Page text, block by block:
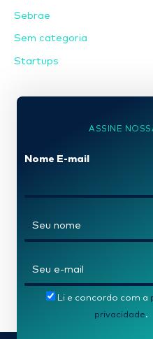
Sebrae
Sem categoria
Startups
ASSINE
Nome E-mail
o
-
Li e concordo com a
privacidade.